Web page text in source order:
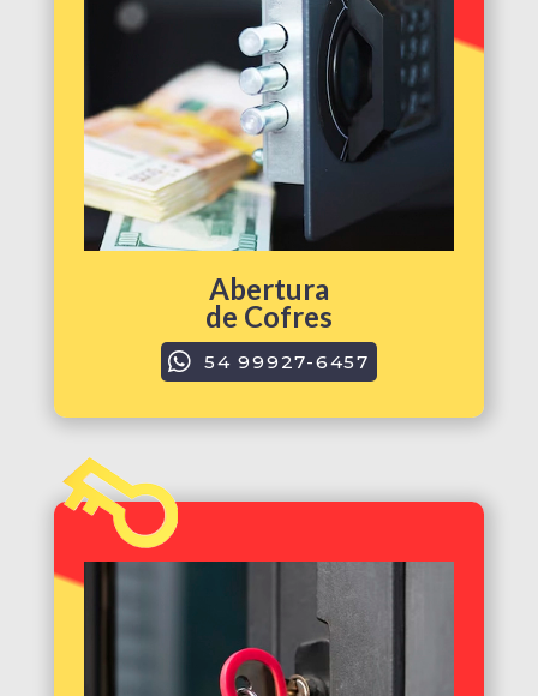
Abertura
de Cofres
54 99927-6457